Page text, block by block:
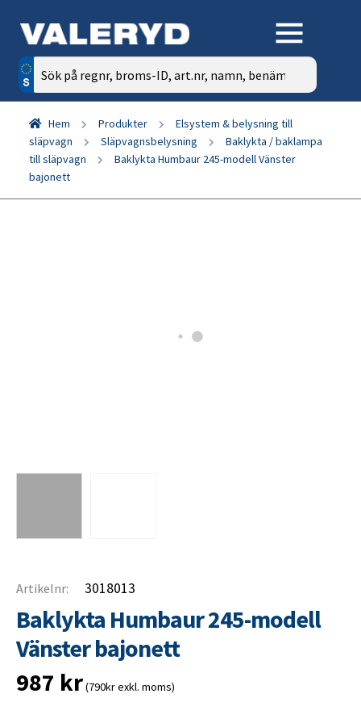
Sök
efter:
Hem Produkter
Elsystem & belysning till
släpvagn
Släpvagnsbelysning
Baklykta / baklampa
till släpvagn
Baklykta Humbaur 245-modell Vänster
bajonett
Artikelnr: 3018013
Baklykta Humbaur 245-modell
Vänster bajonett
987 kr(790kr exkl. moms)